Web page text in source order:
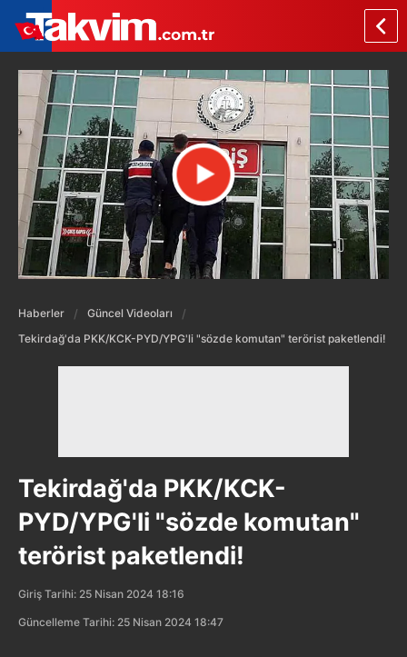
Haberler
Güncel Videoları
Tekirdağ'da PKK/KCK-PYD/YPG'li "sözde komutan" terörist paketlendi!
Tekirdağ'da PKK/KCK-
PYD/YPG'li "sözde komutan"
terörist paketlendi!
Giriş Tarihi: 25 Nisan 2024 18:16
Güncelleme Tarihi: 25 Nisan 2024 18:47